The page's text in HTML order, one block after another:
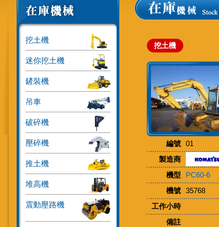
挖土機
迷你挖土機
鏟裝機
吊車
破碎機
壓碎機
推土機
堆高機
震動壓路機
挖土機
編號
01
製造商
機型
PC60-6
機號
35768
工作小時
備註